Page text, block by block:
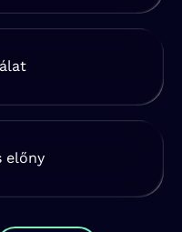
előny